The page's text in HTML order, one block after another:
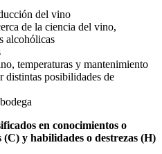
del vino
de la ciencia del vino,
alcohólicas
temperaturas y mantenimiento
distintas posibilidades de
en conocimientos o
y habilidades o destrezas (H)